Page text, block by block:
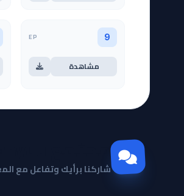
9
EP
مشاهدة
مجتمع Otanyuu
شاركنا برأيك وتفاعل مع